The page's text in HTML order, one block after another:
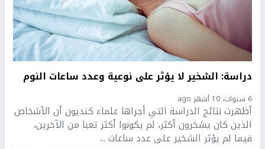
دراسة: الشخير لا يؤثر على نوعية وعدد ساعات النوم
6 سنوات، 10 أشهر ago
أظهرت نتائج الدراسة التي أجراها علماء كنديون أن الأشخاص
الذين كان يشخرون أكثر، لم يكونوا أكثر تعبا من الآخرين،
فيما لم يؤثر الشخير على عدد ساعات ...